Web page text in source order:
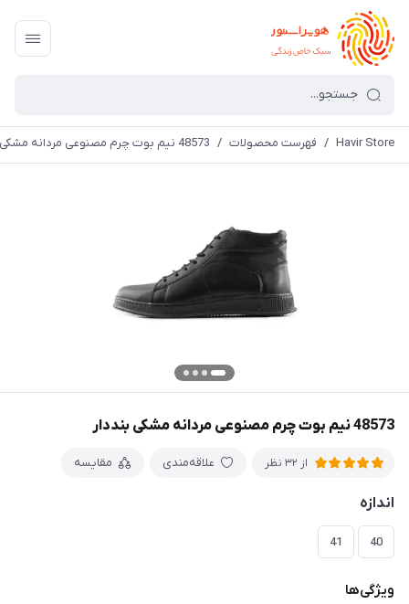
Havir Store
/ فهرست محصولات / 48573 نیم بوت چرم مصنوعی مردانه مشکی بنددار
48573 نیم بوت چرم مصنوعی مردانه مشکی بنددار
از 32 نظر علاقه‌مندی مقایسه
اندازه
40
41
ویژگی‌ها